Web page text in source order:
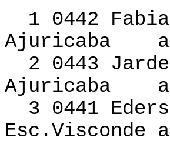
1 0442
Ajuricaba
2 0443
Ajuricaba
3 0441